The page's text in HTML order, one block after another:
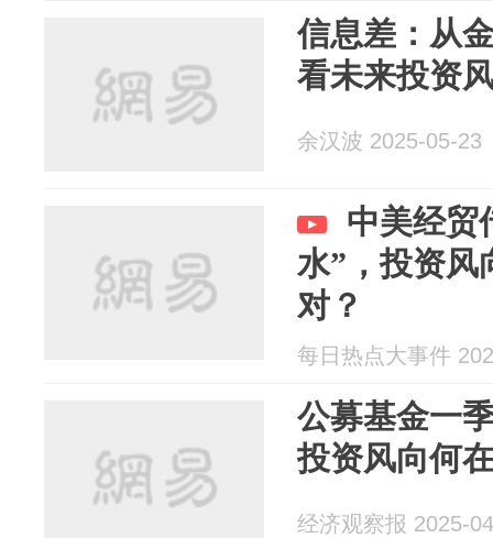
信息差：从
看未来投资
余汉波 2025-05-23
中美经贸
水”，投资风
对？
每日热点大事件
公募基金一
投资风向何
经济观察报 2025-